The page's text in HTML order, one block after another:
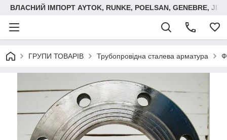
ВЛАСНИЙ ІМПОРТ AYTOK, RUNKE, POELSAN, GENEBRE,
ГРУПИ ТОВАРІВ Трубопровідна сталева арматура